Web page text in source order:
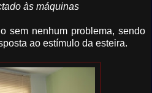
às máquinas
sem nenhum problema, sendo
ao estímulo da esteira.